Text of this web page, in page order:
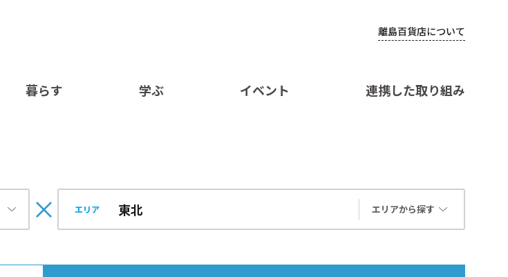
離島百貨店について
暮らす 学ぶ イベント 連携した取り組み
エリア エリアから探す